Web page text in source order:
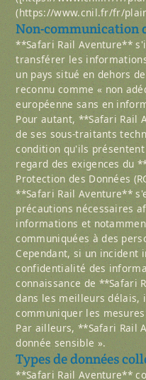
(https://www.cnil.fr/fr/
Non-communication
**Safari Rail Aventure**
transférer les
un pays situé en dehors
reconnu comme « non
européenne sans en
Pour autant, **Safari Rail
de ses sous-traitants
condition qu'ils
regard des exigences du
Protection des Données
**Safari Rail Aventure**
précautions nécessaires
informations et
communiquées à des
Cependant, si un
confidentialité des
connaissance de **Safari
dans les meilleurs
communiquer les
Par ailleurs, **Safari Rail
donnée sensible ».
Types de données
**Safari Rail Aventure**